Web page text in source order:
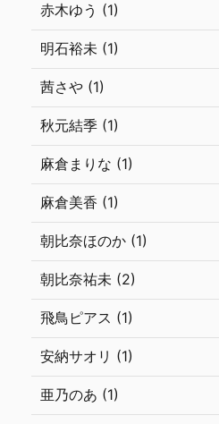
赤木ゆう (1)
明石裕未 (1)
茜さや (1)
秋元結季 (1)
麻倉まりな (1)
麻倉美香 (1)
朝比奈ほのか (1)
朝比奈祐未 (2)
飛鳥ピアス (1)
安納サオリ (1)
亜乃のあ (1)